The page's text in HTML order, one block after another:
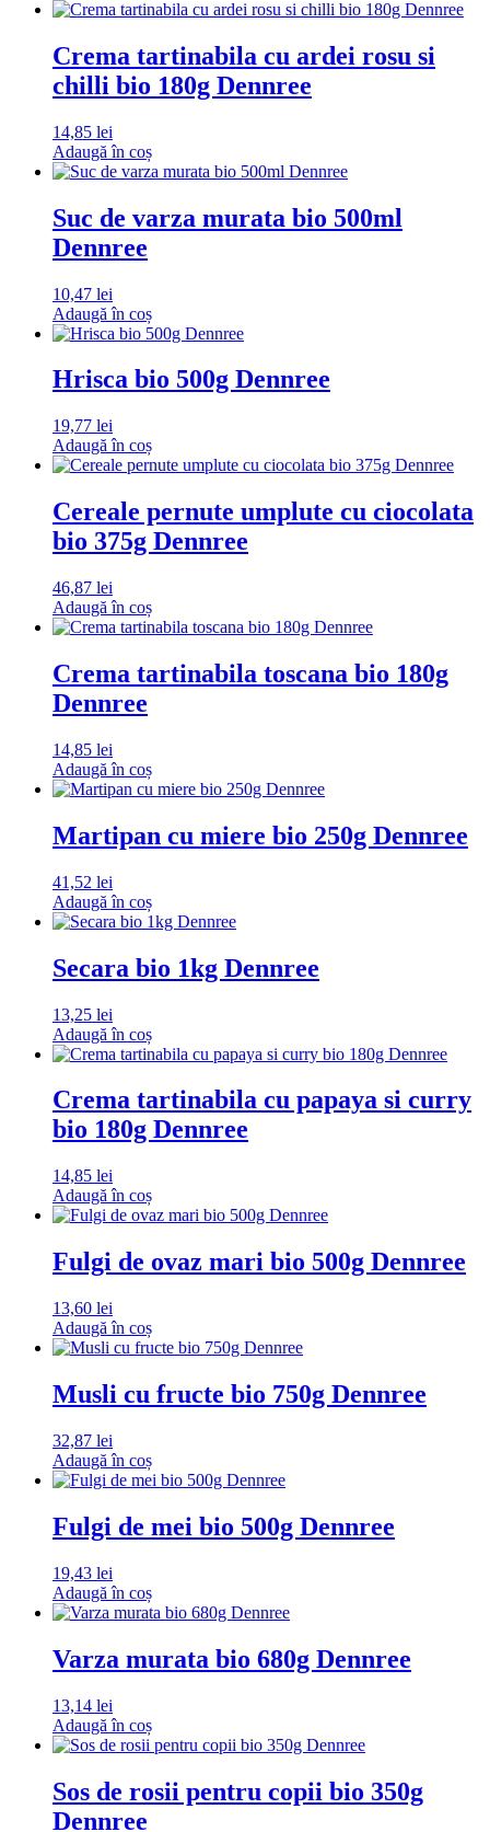
Crema tartinabila cu ardei rosu si
chilli bio 180g Dennree
14,85 lei
Adaugă în coș
Suc de varza murata bio 500ml
Dennree
10,47 lei
Adaugă în coș
Hrisca bio 500g Dennree
19,77 lei
Adaugă în coș
Cereale pernute umplute cu ciocolata
bio 375g Dennree
46,87 lei
Adaugă în coș
Crema tartinabila toscana bio 180g
Dennree
14,85 lei
Adaugă în coș
Martipan cu miere bio 250g Dennree
41,52 lei
Adaugă în coș
Secara bio 1kg Dennree
13,25 lei
Adaugă în coș
Crema tartinabila cu papaya si curry
bio 180g Dennree
14,85 lei
Adaugă în coș
Fulgi de ovaz mari bio 500g Dennree
13,60 lei
Adaugă în coș
Musli cu fructe bio 750g Dennree
32,87 lei
Adaugă în coș
Fulgi de mei bio 500g Dennree
19,43 lei
Adaugă în coș
Varza murata bio 680g Dennree
13,14 lei
Adaugă în coș
Sos de rosii pentru copii bio 350g
Dennree